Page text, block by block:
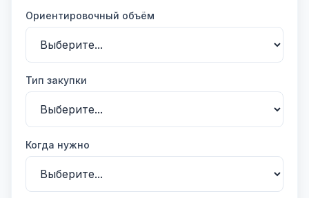
Ориентировочный объём
Тип закупки
Когда нужно